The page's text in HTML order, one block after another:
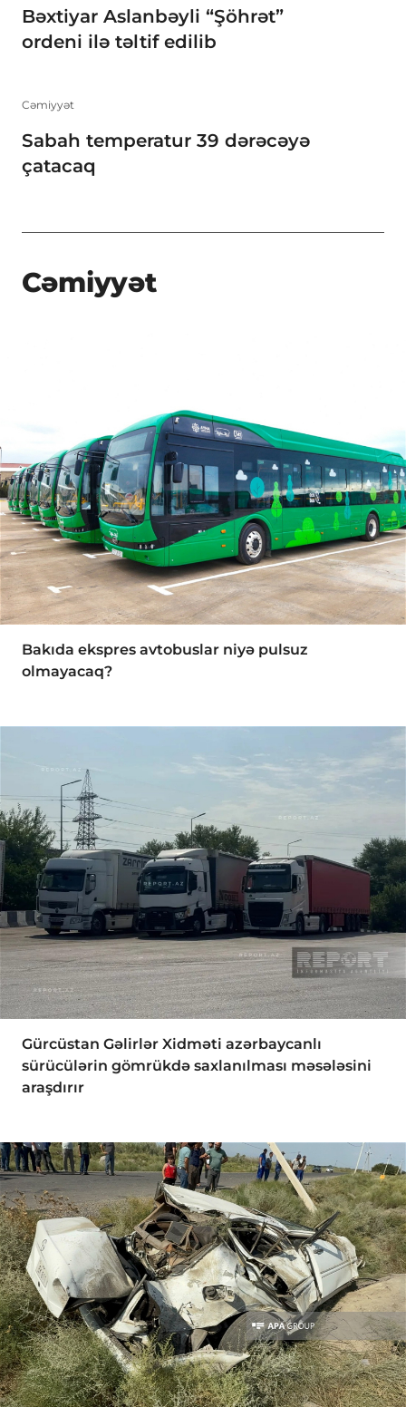
Bəxtiyar Aslanbəyli “Şöhrət”
ordeni ilə təltif edilib
Cəmiyyət
Sabah temperatur 39 dərəcəyə
çatacaq
Cəmiyyət
Bakıda ekspres avtobuslar niyə pulsuz
olmayacaq?
Gürcüstan Gəlirlər Xidməti azərbaycanlı
sürücülərin gömrükdə saxlanılması məsələsini
araşdırır